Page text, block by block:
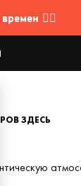
🤷‍♂️
ЗДЕСЬ